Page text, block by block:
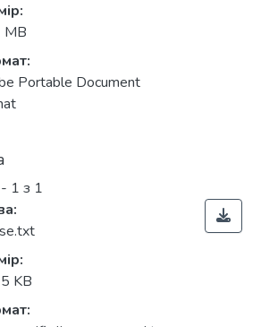
MB
Portable Document
1 з 1
KB